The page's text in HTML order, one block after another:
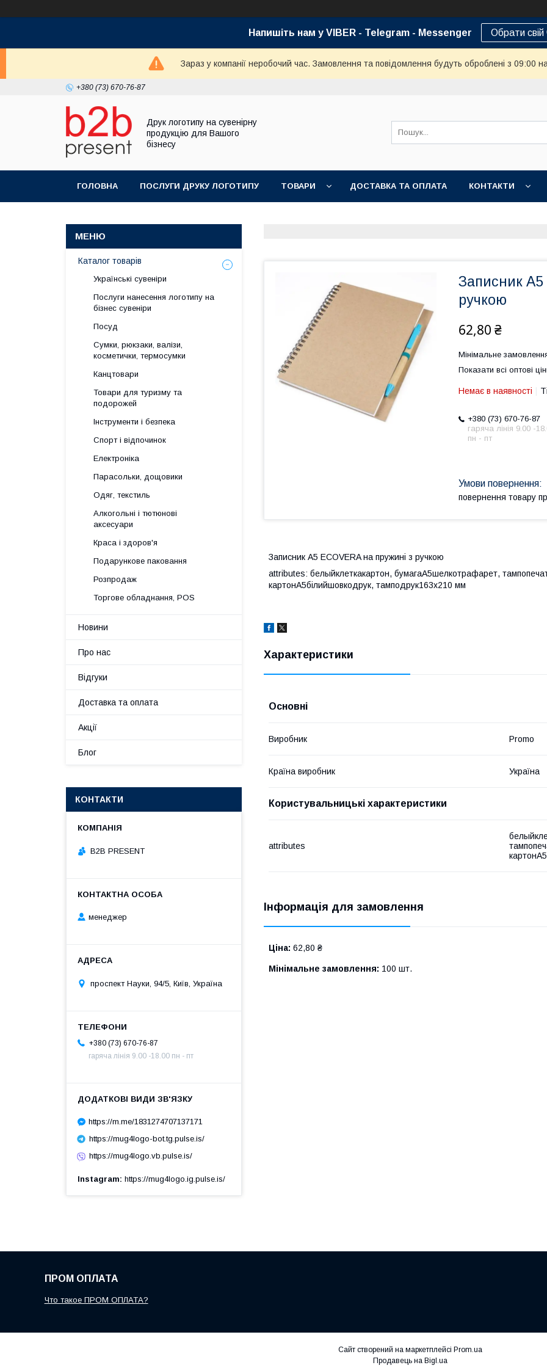
Напишіть нам у VIBER - Telegram - Messenger Обрати свій
Зараз у компанії неробочий час. Замовлення та повідомлення будуть оброблені з 09:00
+380 (73) 670-76-87
Друк логотипу на сувенірну
продукцію для Вашого
бізнесу
ГОЛОВНА ПОСЛУГИ ДРУКУ ЛОГОТИПУ ТОВАРИ ДОСТАВКА ТА ОПЛАТА КОНТАКТИ
Записник А5
ручкою
62,80 ₴
Мінімальне
Показати всі оптові
Немає в наявності
+380 (73) 670-76-87
гаряча лінія 9.00 -
пн - пт
повернення товару
Записник А5 ECOVERA на пружині з ручкою
attributes: белыйклеткакартон, бумагаА5шелкотрафарет,
картонА5білийшовкодрук, тамподрук163х210 мм
Характеристики
Основні
Виробник Promo
Країна виробник Україна
Користувальницькі характеристики
attributes
Інформація для замовлення
Ціна: 62,80 ₴
Мінімальне замовлення: 100 шт.
Каталог товарів
Українські сувеніри
Послуги нанесення логотипу на
бізнес сувеніри
Посуд
Сумки, рюкзаки, валізи,
косметички, термосумки
Канцтовари
Товари для туризму та
подорожей
Інструменти і безпека
Спорт і відпочинок
Електроніка
Парасольки, дощовики
Одяг, текстиль
Алкогольні і тютюнові
аксесуари
Краса і здоров'я
Подарункове паковання
Розпродаж
Торгове обладнання, POS
Новини
Про нас
Відгуки
Доставка та оплата
Акції
Блог
КОНТАКТИ
B2B PRESENT
менеджер
проспект Науки, 94/5, Київ, Україна
+380 (73) 670-76-87
гаряча лінія 9.00 -18.00 пн - пт
https://m.me/1831274707137171
https://mug4logo-bot.tg.pulse.is/
https://mug4logo.vb.pulse.is/
Instagram https://mug4logo.ig.pulse.is/
ПРОМ ОПЛАТА
Что такое ПРОМ ОПЛАТА?
Сайт створений на маркетплейсі Prom.ua
Продавець на Bigl.ua